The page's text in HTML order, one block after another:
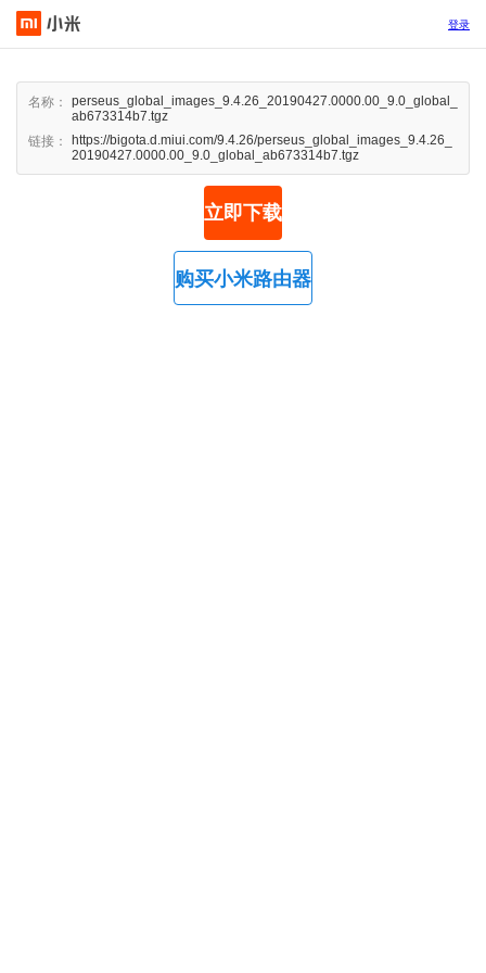
登录
名称：
perseus_global_images_9.4.26_20190427.0000.00_9.0_global_
ab673314b7.tgz
链接：
https://bigota.d.miui.com/9.4.26/perseus_global_images_9.4.26_
20190427.0000.00_9.0_global_ab673314b7.tgz
立即下载
购买小米路由器